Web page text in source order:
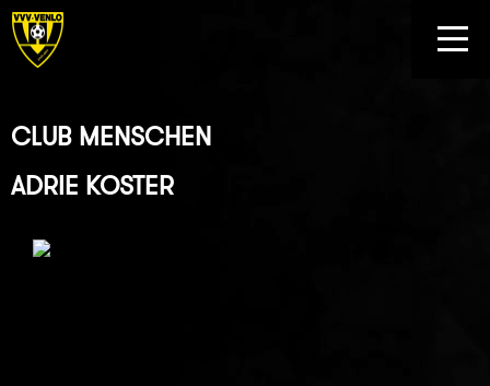
CLUB MENSCHEN
ADRIE KOSTER